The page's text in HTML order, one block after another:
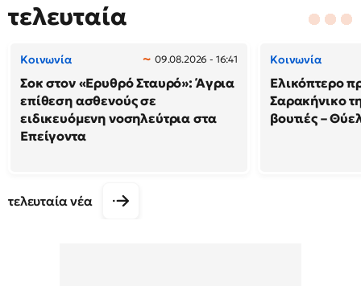
τελευταία
Κοινωνία 09.08.2026 - 16:41
Σοκ στον «Ερυθρό Σταυρό»: Άγρια
επίθεση ασθενούς σε
ειδικευόμενη νοσηλεύτρια στα
Επείγοντα
Κοινωνία
Ελικόπτερο
Σαρακήνικο
βουτιές –
τελευταία νέα